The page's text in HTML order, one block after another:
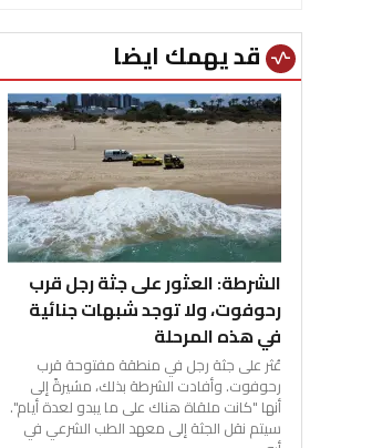
vital_signs قد يهمك ايضا
الشرطة: العثور على جثة رجل قرب
رحوفوت، ولا توجد شبهات جنائية
في هذه المرحلة
عُثر على جثة رجل في منطقة مفتوحة قرب
رحوفوت. وأفادت الشرطة بذلك، مشيرةً إلى
أنها "كانت ملقاة هناك على ما يبدو لعدة أيام".
سيتم نقل الجثة إلى معهد الطب الشرعي في